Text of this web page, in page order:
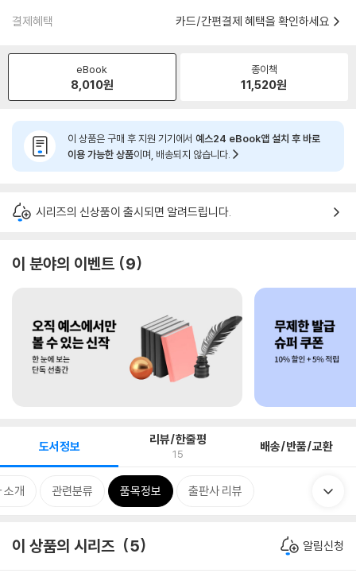
결제혜택 카드/간편결제 혜택을 확인하세요
eBook
8,010원
종이책
11,520원
이 상품은 구매 후 지원 기기에서 예스24 eBook앱 설치 후 바로
이용 가능한 상품이며, 배송되지 않습니다.
시리즈의 신상품이 출시되면 알려드립니다.
이 분야의 이벤트 9
도서정보 리뷰/한줄평
15 배송/반품/교환
소개 관련분류 품목정보 출판사 리뷰
이 상품의 시리즈 5 알림신청